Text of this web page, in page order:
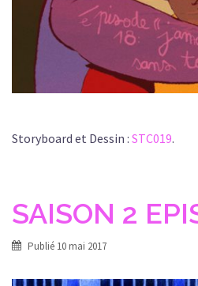
Storyboard et Dessin : STC019.
SAISON 2
Publié 10 mai 2017